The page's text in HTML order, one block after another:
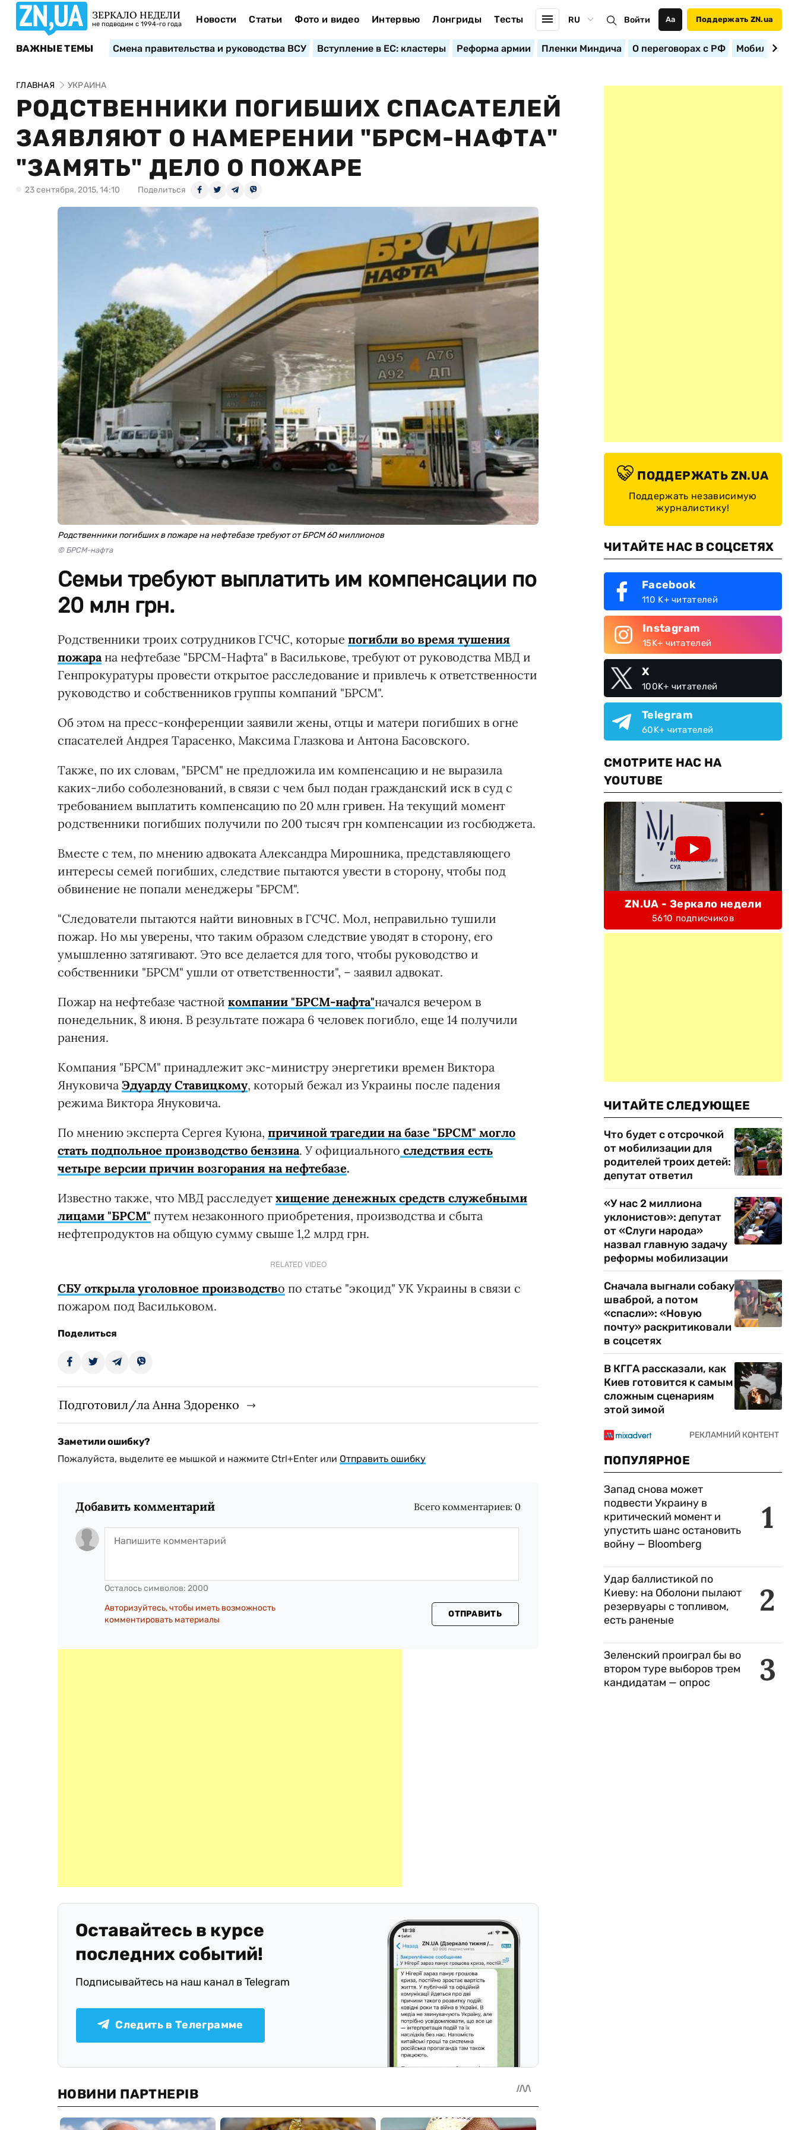
ЗЕРКАЛО НЕДЕЛИ
не подводим с 1994-го года Новости Статьи Фото и видео Интервью Лонгриды Тесты RU Войти Аа Поддержать ZN.ua
ВАЖНЫЕ ТЕМЫ Смена правительства и руководства ВСУ Вступление в ЕС: кластеры Реформа армии Пленки Миндича О переговорах с РФ
ГЛАВНАЯ УКРАИНА
РОДСТВЕННИКИ ПОГИБШИХ СПАСАТЕЛЕЙ
ЗАЯВЛЯЮТ О НАМЕРЕНИИ "БРСМ-НАФТА"
"ЗАМЯТЬ" ДЕЛО О ПОЖАРЕ
23 сентября, 2015, 14:10 Поделиться
Родственники погибших в пожаре на нефтебазе требуют от БРСМ 60 миллионов
© БРСМ-нафта
Семьи требуют выплатить им компенсации по
20 млн грн.
Родственники троих сотрудников ГCЧС, которые погибли во время тушения
пожара на нефтебазе "БРСМ-Нафта" в Василькове, требуют от руководства МВД и
Генпрокуратуры провести открытое расследование и привлечь к ответственности
руководство и собственников группы компаний "БРСМ".
Об этом на пресс-конференции заявили жены, отцы и матери погибших в огне
спасателей Андрея Тарасенко, Максима Глазкова и Антона Басовского.
Также, по их словам, "БРСМ" не предложила им компенсацию и не выразила
каких-либо соболезнований, в связи с чем был подан гражданский иск в суд с
требованием выплатить компенсацию по 20 млн гривен. На текущий момент
родственники погибших получили по 200 тысяч грн компенсации из госбюджета.
Вместе с тем, по мнению адвоката Александра Мирошника, представляющего
интересы семей погибших, следствие пытаются увести в сторону, чтобы под
обвинение не попали менеджеры "БРСМ".
"Следователи пытаются найти виновных в ГСЧС. Мол, неправильно тушили
пожар. Но мы уверены, что таким образом следствие уводят в сторону, его
умышленно затягивают. Это все делается для того, чтобы руководство и
собственники "БРСМ" ушли от ответственности", – заявил адвокат.
Пожар на нефтебазе частной компании "БРСМ-нафта"начался вечером в
понедельник, 8 июня. В результате пожара 6 человек погибло, еще 14 получили
ранения.
Компания "БРСМ" принадлежит экс-министру энергетики времен Виктора
Януковича Эдуарду Ставицкому, который бежал из Украины после падения
режима Виктора Януковича.
По мнению эксперта Сергея Куюна, причиной трагедии на базе "БРСМ" могло
стать подпольное производство бензина. У официального следствия есть
четыре версии причин возгорания на нефтебазе.
Известно также, что МВД расследует хищение денежных средств служебными
лицами "БРСМ" путем незаконного приобретения, производства и сбыта
нефтепродуктов на общую сумму свыше 1,2 млрд грн.
RELATED VIDEO
СБУ открыла уголовное производство по статье "экоцид" УК Украины в связи с
пожаром под Васильковом.
Поделиться
Подготовил/ла Анна Здоренко
Заметили ошибку?
Пожалуйста, выделите ее мышкой и нажмите Ctrl+Enter или Отправить ошибку
Добавить комментарий Всего комментариев: 0
Осталось символов: 2000
Авторизуйтесь, чтобы иметь возможность
комментировать материалы
ОТПРАВИТЬ
Оставайтесь в курсе
последних событий!
Подписывайтесь на наш канал в Telegram
Следить в Телеграмме
ПОДДЕРЖАТЬ ZN.UA
Поддержать независимую
журналистику!
ЧИТАЙТЕ НАС В СОЦСЕТЯХ
Facebook
110 K+ читателей
Instagram
15K+ читателей
X
100K+ читателей
Telegram
60K+ читателей
СМОТРИТЕ НАС НА
YOUTUBE
ZN.UA - Зеркало недели
5610 подписчиков
ЧИТАЙТЕ СЛЕДУЮЩЕЕ
Что будет с отсрочкой
от мобилизации для
родителей троих детей:
депутат ответил
«У нас 2 миллиона
уклонистов»: депутат
от «Слуги народа»
назвал главную задачу
реформы мобилизации
Сначала выгнали собаку
шваброй, а потом
«спасли»: «Новую
почту» раскритиковали
в соцсетях
В КГГА рассказали, как
Киев готовится к самым
сложным сценариям
этой зимой
ПОПУЛЯРНОЕ
1
Запад снова может
подвести Украину в
критический момент и
упустить шанс остановить
войну — Bloomberg
2
Удар баллистикой по
Киеву: на Оболони пылают
резервуары с топливом,
есть раненые
3
Зеленский проиграл бы во
втором туре выборов трем
кандидатам — опрос